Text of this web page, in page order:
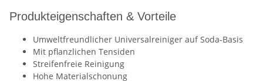
Produkteigenschaften & Vorteile
Umweltfreundlicher Universalreiniger auf Soda-Basis
Mit pflanzlichen Tensiden
Streifenfreie Reinigung
Hohe Materialschonung